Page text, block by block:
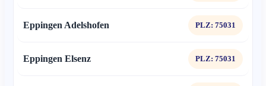
Eppingen Adelshofen PLZ: 75031
Eppingen Elsenz PLZ: 75031